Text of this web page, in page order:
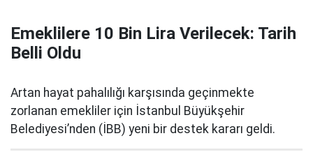
Emeklilere 10 Bin Lira Verilecek: Tarih
Belli Oldu
Artan hayat pahalılığı karşısında geçinmekte
zorlanan emekliler için İstanbul Büyükşehir
Belediyesi’nden (İBB) yeni bir destek kararı geldi.